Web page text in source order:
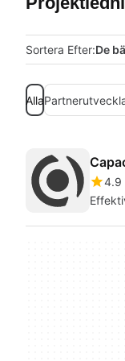
Sortera Efter:De
Alla
4.9